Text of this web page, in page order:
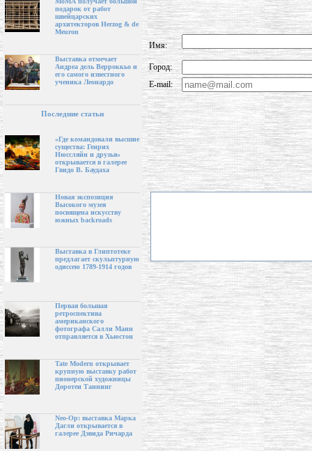
подарок от работ
швейцарских
архитекторов Herzog & de
Meuron
Выставка отмечает
Андреа дель Верроккьо и
его самого известного
ученика Леонардо
Последние статьи
«Где командовали высшие
существа: Генрих
Нюссляйн и друзья»
открывается в галерее
Гвидо В. Баудаха
Новая экспозиция
Высокого музея
посвящена искусству
южных backroads
Выставка в Глиптотеке
предлагает скульптурную
одиссею 1789-1914 годов
Первая большая
ретроспектива
американского
фотографа Салли Манн
отправляется в Хьюстон
Tate Modern открывает
крупную выставку работ
пионерской художницы
Доротеи Таннинг
Neo-Op: выставка Марка
Дагли открывается в
галерее Дэвида Ричарда
Имя:
Город:
E-mail: